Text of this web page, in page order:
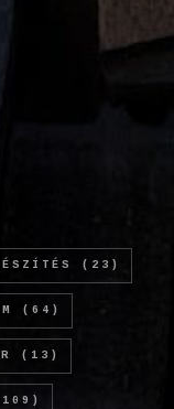
(23)
(64)
(13)